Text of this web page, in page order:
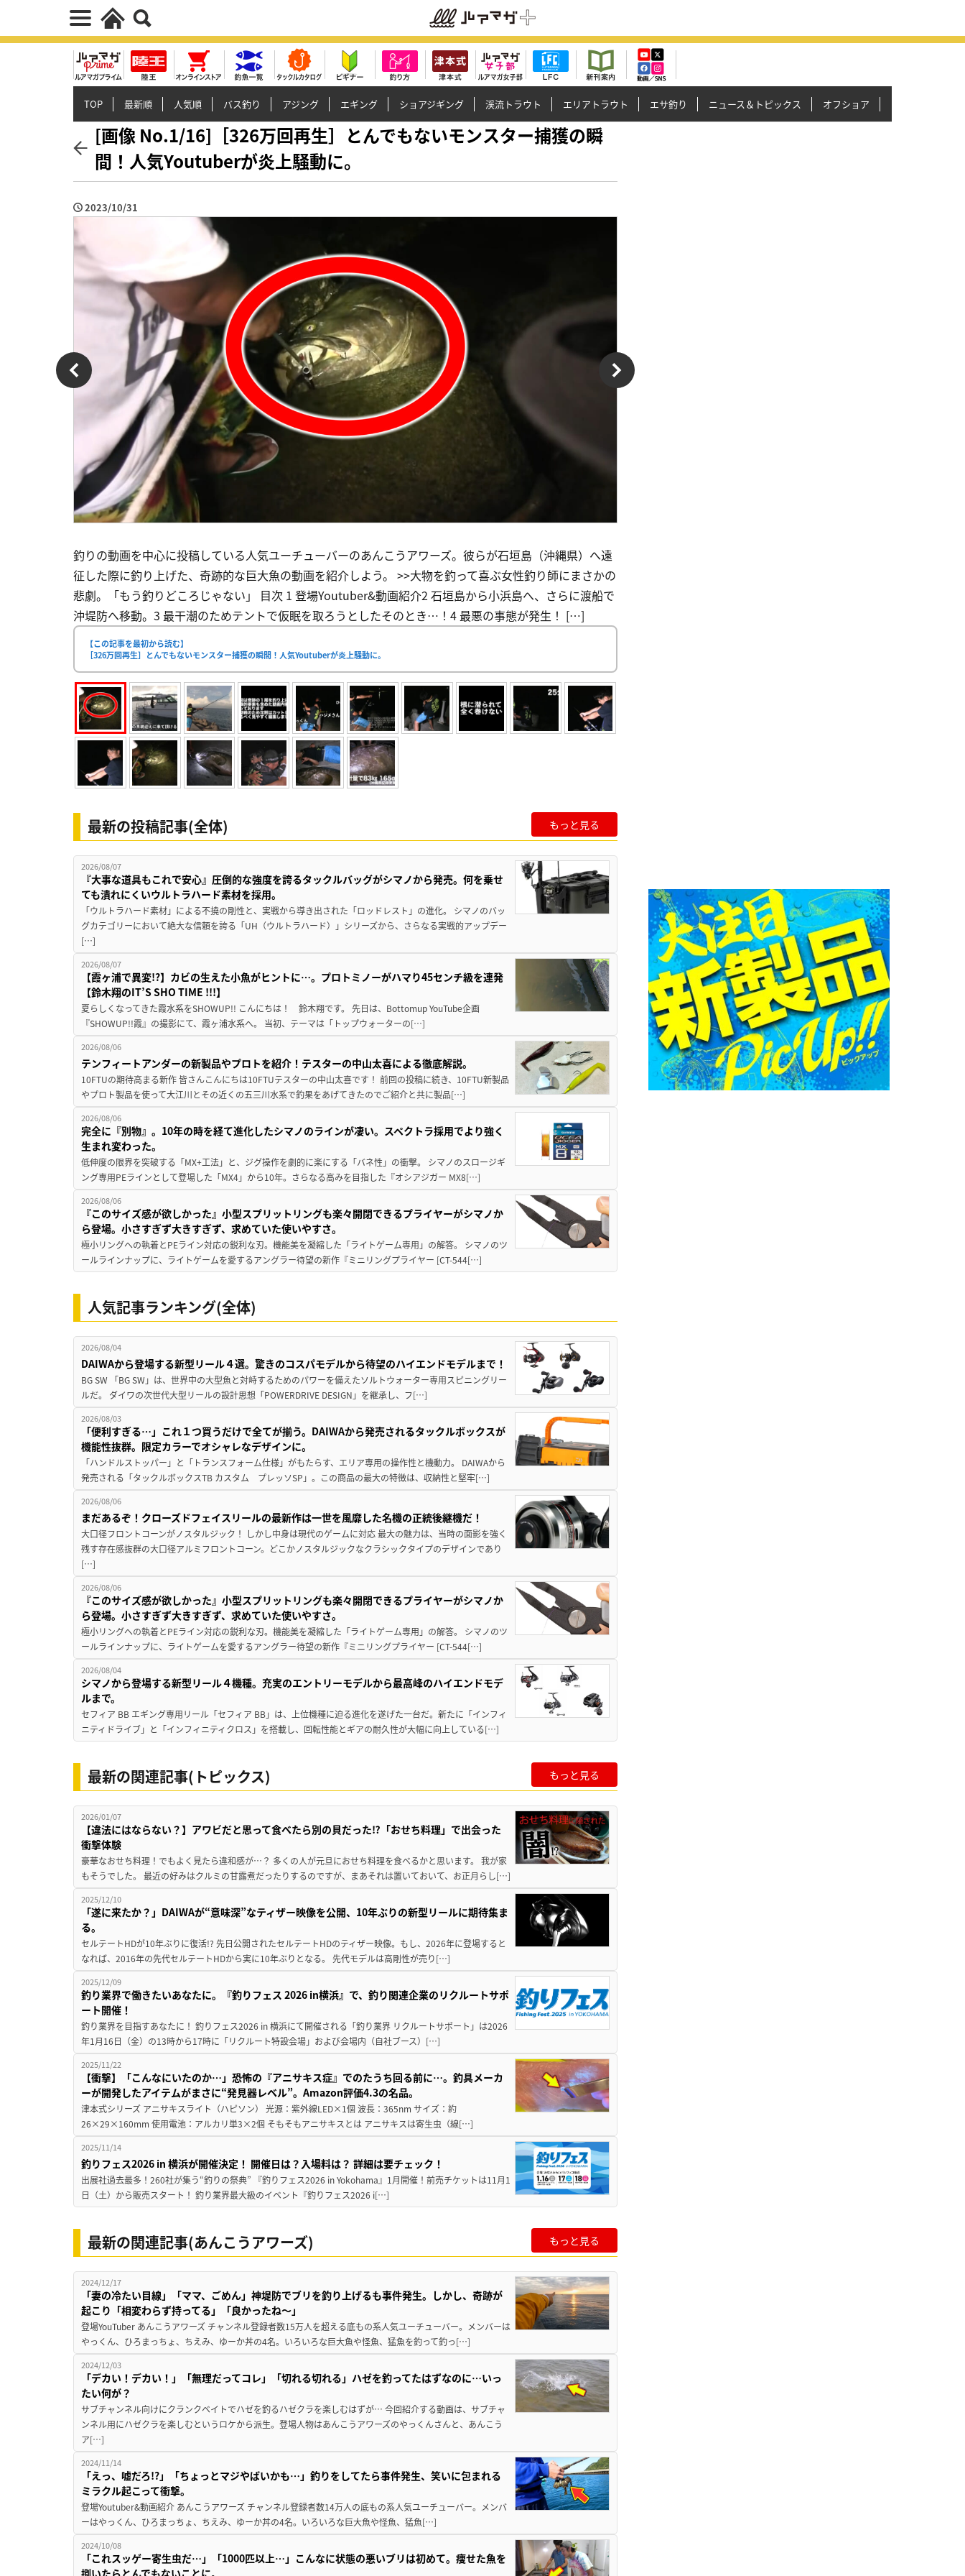
TOP 最新順 人気順 バス釣り アジング エギング ショアジギング 渓流トラウト エリアトラウト エサ釣り ニュース＆トピックス オフショア
[画像 No.1/16]［326万回再生］とんでもないモンスター捕獲の瞬
間！人気Youtuberが炎上騒動に。
2023/10/31
釣りの動画を中心に投稿している人気ユーチューバーのあんこうアワーズ。彼らが石垣島（沖縄県）へ遠
征した際に釣り上げた、奇跡的な巨大魚の動画を紹介しよう。 >>大物を釣って喜ぶ女性釣り師にまさかの
悲劇。「もう釣りどころじゃない」 目次 1 登場Youtuber&動画紹介2 石垣島から小浜島へ、さらに渡船で
沖堤防へ移動。3 最干潮のためテントで仮眠を取ろうとしたそのとき…！4 最悪の事態が発生！ […]
【この記事を最初から読む】
［326万回再生］とんでもないモンスター捕獲の瞬間！人気Youtuberが炎上騒動に。
最新の投稿記事(全体) もっと見る
2026/08/07
『大事な道具もこれで安心』圧倒的な強度を誇るタックルバッグがシマノから発売。何を乗せ
ても潰れにくいウルトラハード素材を採用。
「ウルトラハード素材」による不撓の剛性と、実戦から導き出された「ロッドレスト」の進化。 シマノのバッ
グカテゴリーにおいて絶大な信頼を誇る「UH（ウルトラハード）」シリーズから、さらなる実戦的アップデー
[…]
2026/08/07
【霞ヶ浦で異変!?】カビの生えた小魚がヒントに…。プロトミノーがハマり45センチ級を連発
【鈴木翔のIT’S SHO TIME !!!】
夏らしくなってきた霞水系をSHOWUP!! こんにちは！ 鈴木翔です。 先日は、Bottomup YouTube企画
『SHOWUP!!霞』の撮影にて、霞ヶ浦水系へ。 当初、テーマは「トップウォーターの[…]
2026/08/06
テンフィートアンダーの新製品やプロトを紹介！テスターの中山太喜による徹底解説。
10FTUの期待高まる新作 皆さんこんにちは10FTUテスターの中山太喜です！ 前回の投稿に続き、10FTU新製品
やプロト製品を使って大江川とその近くの五三川水系で釣果をあげてきたのでご紹介と共に製品[…]
2026/08/06
完全に『別物』。10年の時を経て進化したシマノのラインが凄い。スペクトラ採用でより強く
生まれ変わった。
低伸度の限界を突破する「MX+工法」と、ジグ操作を劇的に楽にする「バネ性」の衝撃。 シマノのスロージギ
ング専用PEラインとして登場した「MX4」から10年。さらなる高みを目指した『オシアジガー MX8[…]
2026/08/06
『このサイズ感が欲しかった』小型スプリットリングも楽々開閉できるプライヤーがシマノか
ら登場。小さすぎず大きすぎず、求めていた使いやすさ。
極小リングへの執着とPEライン対応の鋭利な刃。機能美を凝縮した「ライトゲーム専用」の解答。 シマノのツ
ールラインナップに、ライトゲームを愛するアングラー待望の新作『ミニリングプライヤー [CT-544[…]
人気記事ランキング(全体)
2026/08/04
DAIWAから登場する新型リール４選。驚きのコスパモデルから待望のハイエンドモデルまで！
BG SW 「BG SW」は、世界中の大型魚と対峙するためのパワーを備えたソルトウォーター専用スピニングリー
ルだ。 ダイワの次世代大型リールの設計思想「POWERDRIVE DESIGN」を継承し、フ[…]
2026/08/03
「便利すぎる…」これ１つ買うだけで全てが揃う。DAIWAから発売されるタックルボックスが
機能性抜群。限定カラーでオシャレなデザインに。
「ハンドルストッパー」と「トランスフォーム仕様」がもたらす、エリア専用の操作性と機動力。 DAIWAから
発売される「タックルボックスTB カスタム プレッソSP」。この商品の最大の特徴は、収納性と堅牢[…]
2026/08/06
まだあるぞ！クローズドフェイスリールの最新作は一世を風靡した名機の正統後継機だ！
大口径フロントコーンがノスタルジック！ しかし中身は現代のゲームに対応 最大の魅力は、当時の面影を強く
残す存在感抜群の大口径アルミフロントコーン。どこかノスタルジックなクラシックタイプのデザインであり
[…]
2026/08/06
『このサイズ感が欲しかった』小型スプリットリングも楽々開閉できるプライヤーがシマノか
ら登場。小さすぎず大きすぎず、求めていた使いやすさ。
極小リングへの執着とPEライン対応の鋭利な刃。機能美を凝縮した「ライトゲーム専用」の解答。 シマノのツ
ールラインナップに、ライトゲームを愛するアングラー待望の新作『ミニリングプライヤー [CT-544[…]
2026/08/04
シマノから登場する新型リール４機種。充実のエントリーモデルから最高峰のハイエンドモデ
ルまで。
セフィア BB エギング専用リール「セフィア BB」は、上位機種に迫る進化を遂げた一台だ。新たに「インフィ
ニティドライブ」と「インフィニティクロス」を搭載し、回転性能とギアの耐久性が大幅に向上している[…]
最新の関連記事(トピックス) もっと見る
2026/01/07
【違法にはならない？】アワビだと思って食べたら別の貝だった⁉「おせち料理」で出会った
衝撃体験
豪華なおせち料理！でもよく見たら違和感が…？ 多くの人が元旦におせち料理を食べるかと思います。 我が家
もそうでした。 最近の好みはクルミの甘露煮だったりするのですが、まあそれは置いておいて、お正月らし[…]
2025/12/10
「遂に来たか？」DAIWAが“意味深”なティザー映像を公開、10年ぶりの新型リールに期待集ま
る。
セルテートHDが10年ぶりに復活!? 先日公開されたセルテートHDのティザー映像。もし、2026年に登場すると
なれば、2016年の先代セルテートHDから実に10年ぶりとなる。 先代モデルは高剛性が売り[…]
2025/12/09
釣り業界で働きたいあなたに。『釣りフェス 2026 in横浜』で、釣り関連企業のリクルートサポ
ート開催！
釣り業界を目指すあなたに！ 釣りフェス2026 in 横浜にて開催される「釣り業界 リクルートサポート」は2026
年1月16日（金）の13時から17時に「リクルート特設会場」および会場内（自社ブース）[…]
2025/11/22
【衝撃】「こんなにいたのか…」恐怖の『アニサキス症』でのたうち回る前に…。釣具メーカ
ーが開発したアイテムがまさに“発見器レベル”。Amazon評価4.3の名品。
津本式シリーズ アニサキスライト（ハピソン） 光源：紫外線LED×1個 波長：365nm サイズ：約
26×29×160mm 使用電池：アルカリ単3×2個 そもそもアニサキスとは アニサキスは寄生虫（線[…]
2025/11/14
釣りフェス2026 in 横浜が開催決定！ 開催日は？入場料は？ 詳細は要チェック！
出展社過去最多！260社が集う“釣りの祭典” 『釣りフェス2026 in Yokohama』1月開催！前売チケットは11月1
日（土）から販売スタート！ 釣り業界最大級のイベント『釣りフェス2026 i[…]
最新の関連記事(あんこうアワーズ) もっと見る
2024/12/17
「妻の冷たい目線」「ママ、ごめん」神堤防でブリを釣り上げるも事件発生。しかし、奇跡が
起こり「相変わらず持ってる」「良かったね〜」
登場YouTuber あんこうアワーズ チャンネル登録者数15万人を超える底もの系人気ユーチューバー。メンバーは
やっくん、ひろまっちょ、ちえみ、ゆーか丼の4名。いろいろな巨大魚や怪魚、猛魚を釣って釣っ[…]
2024/12/03
「デカい！デカい！」「無理だってコレ」「切れる切れる」ハゼを釣ってたはずなのに…いっ
たい何が？
サブチャンネル向けにクランクベイトでハゼを釣るハゼクラを楽しむはずが… 今回紹介する動画は、サブチャ
ンネル用にハゼクラを楽しむというロケから派生。登場人物はあんこうアワーズのやっくんさんと、あんこう
ア[…]
2024/11/14
「えっ、嘘だろ!?」「ちょっとマジやばいかも…」釣りをしてたら事件発生、笑いに包まれる
ミラクル起こって衝撃。
登場Youtuber&動画紹介 あんこうアワーズ チャンネル登録者数14万人の底もの系人気ユーチューバー。メンバ
ーはやっくん、ひろまっちょ、ちえみ、ゆーか丼の4名。いろいろな巨大魚や怪魚、猛魚[…]
2024/10/08
「これスッゲー寄生虫だ…」「1000匹以上…」こんなに状態の悪いブリは初めて。痩せた魚を